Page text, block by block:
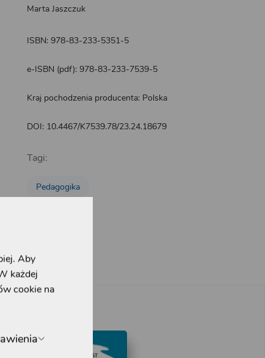
Aby
każdej
cookie na
Marta Jaszczuk
ISBN: 978-83-233-5351-5
e-ISBN (pdf): 978-83-233-7539-5
Kraj pochodzenia producenta: Polska
DOI: 10.4467/K7539.78/23.24.18679
Tagi:
Pedagogika